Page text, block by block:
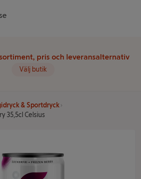
pris och leveransalternativ
Välj butik
& Sportdryck
35,5cl Celsius